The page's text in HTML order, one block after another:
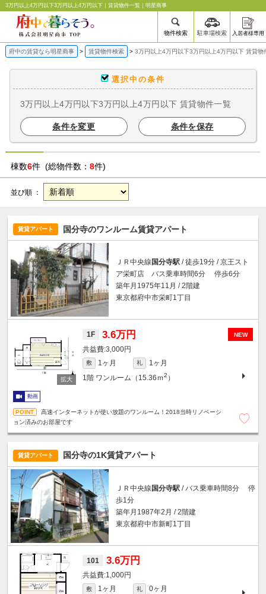
3万円以上4万円以下3万円以上4万円以下｜賃貸物件一覧｜明星商事
物件検索 駐車場検索 入居者様専用
府中の賃貸なら明星商事 賃貸物件検索 3万円以上4万円以下3万円以上4万円以下 賃貸物
選択中の条件
3万円以上4万円以下3万円以上4万円以下 賃貸物件一覧
条件を変更 条件を保存
棟数6件 (総物件数： 8件)
並び順 ：
賃貸アパート 国分寺のワンルーム賃貸アパート
ＪＲ中央線 国分寺駅 / 徒歩19分 / 京王スト
ア栄町店 バス乗車時間6分 停歩6分
築年月1975年11月 / 2階建
東京都府中市栄町1丁目
NEW
1F 3.6万円
3,000円
敷 1ヶ月 礼
1ヶ月
1階 ワンルーム（15.36ｍ2 ）
動画
高速インターネットが使い放題のワンルーム！2018当時リノベーシ
ョン済みのお部屋です
賃貸アパート 国分寺の1K賃貸アパート
ＪＲ中央線国分寺駅 / バス乗車時間8分 停
歩1分
築年月1987年2月 / 2階建
東京都府中市新町1丁目
101 3.6万円
1,000円
敷 1ヶ月 礼
0ヶ月